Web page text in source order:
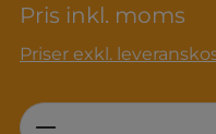
Pris inkl. moms
Priser exkl.
Product